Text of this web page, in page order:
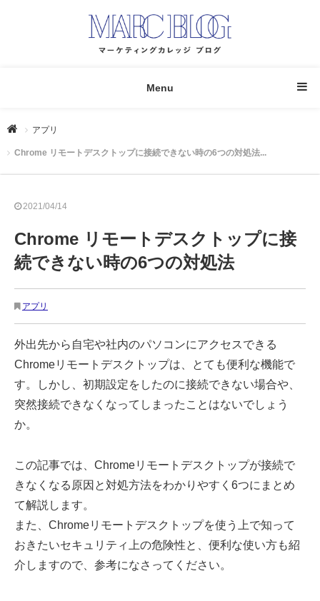
Menu
アプリ
Chrome リモートデスクトップに接続できない時の6つの対処法...
2021/04/14
Chrome リモートデスクトップに接
続できない時の6つの対処法
アプリ
外出先から自宅や社内のパソコンにアクセスできる
Chromeリモートデスクトップは、とても便利な機能で
す。しかし、初期設定をしたのに接続できない場合や、
突然接続できなくなってしまったことはないでしょう
か。
この記事では、Chromeリモートデスクトップが接続で
きなくなる原因と対処方法をわかりやすく6つにまとめ
て解説します。
また、Chromeリモートデスクトップを使う上で知って
おきたいセキュリティ上の危険性と、便利な使い方も紹
介しますので、参考になさってください。